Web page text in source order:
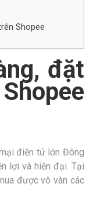
Shopee
đặt
điện tử lớn Đông
lợi và hiện đại. Tại
được vô vàn các